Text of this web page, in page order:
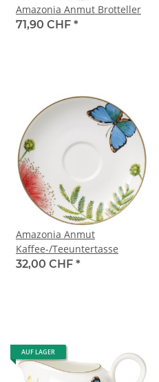
Amazonia Anmut Brotteller
71,90 CHF *
Amazonia Anmut
Kaffee-/Teeuntertasse
32,00 CHF *
AUF LAGER